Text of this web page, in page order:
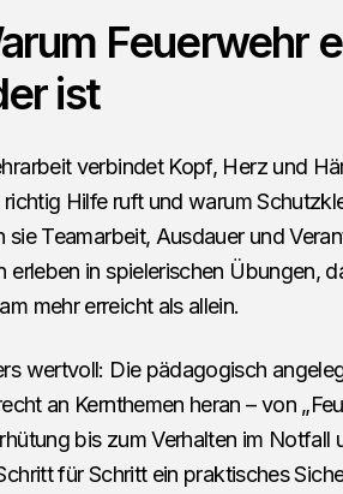
Feuerwehr
ist
verbindet Kopf, Herz und
Hilfe ruft und warum
sie Teamarbeit, Ausdauer und
erleben in spielerischen Übungen,
mehr erreicht als allein.
wertvoll: Die pädagogisch
an Kernthemen heran – von
bis zum Verhalten im Notfall
für Schritt ein praktisches